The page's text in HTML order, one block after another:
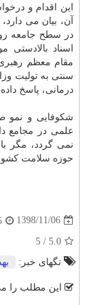
این اقدام و
آن، بیان می
در سطح جامعه رو
اسناد
مقام معظم
سنتی به تولیت
درمانی، پاسخ
شكوفایی و نمو
علمی در مجامع
نمی گردد، مگر
حوزه سلامت
1398/11/06
5.0
/
5
تگهای خبر:
این مطلب را